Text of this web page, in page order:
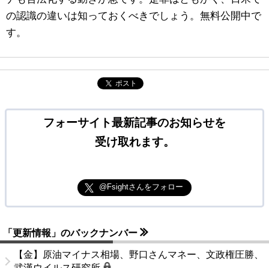
の認識の違いは知っておくべきでしょう。無料公開中で
す。
ポスト
フォーサイト最新記事のお知らせを
受け取れます。
@Fsightさんをフォロー
「更新情報」のバックナンバー
【金】原油マイナス相場、野口さんマネー、文政権圧勝、